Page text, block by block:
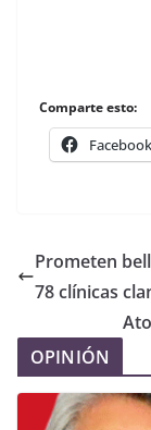
Comparte esto:
Facebook
Prometen
78 clínicas
OPINIÓN